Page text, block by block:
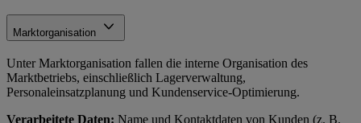
Marktorganisation
Unter Marktorganisation fallen die interne Organisation des
Marktbetriebs, einschließlich Lagerverwaltung,
Personaleinsatzplanung und Kundenservice-Optimierung.
Verarbeitete Daten: Name und Kontaktdaten von Kunden (z. B.